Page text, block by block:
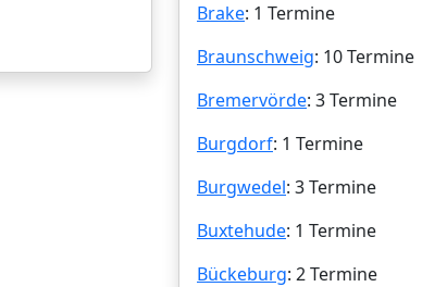
Brake: 1 Termine
Braunschweig: 10 Termine
Bremervörde: 3 Termine
Burgdorf: 1 Termine
Burgwedel: 3 Termine
Buxtehude: 1 Termine
Bückeburg: 2 Termine